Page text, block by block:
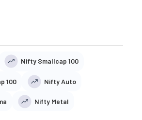
Nifty Smallcap 100
100 Nifty Auto
Nifty Metal